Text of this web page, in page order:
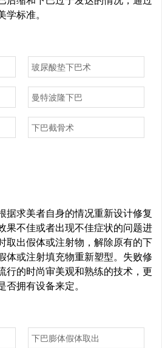
标准。
玻尿酸垫下巴术
曼特波隆下巴
下巴截骨术
据求美者自身的情况重新设计修复
果不佳或者出现不佳症状的问题进
取出假体或注射物，解除原有的下
体或注射填充物重新塑型。失败修
行的时尚审美观和熟练的技术，更
拥有设备来定。
下巴膨体假体取出